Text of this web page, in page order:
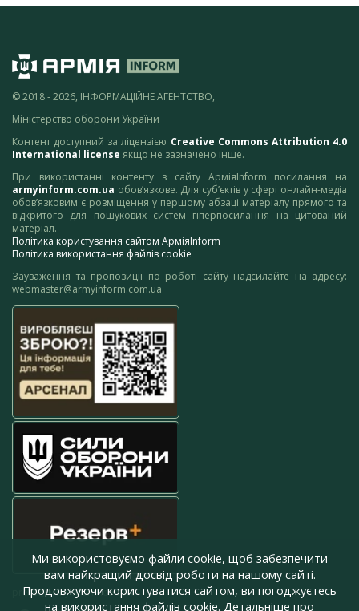
© 2018 - 2026, ІНФОРМАЦІЙНЕ АГЕНТСТВО,
Міністерство оборони України
Контент доступний за ліцензією Creative Commons Attribution 4.0
International license якщо не зазначено інше.
При використанні контенту з сайту АрміяInform посилання на
armyinform.com.ua обов’язкове. Для суб’єктів у сфері онлайн-медіа
обов’язковим є розміщення у першому абзаці матеріалу прямого та
відкритого для пошукових систем гіперпосилання на цитований
матеріал.
Політика користування сайтом АрміяInform
Політика використання файлів cookie
Зауваження та пропозиції по роботі сайту надсилайте на адресу:
webmaster@armyinform.com.ua
press@armyinform.com.ua
Ми використовуємо файли cookie, щоб забезпечити
вам найкращий досвід роботи на нашому сайті.
Продовжуючи користуватися сайтом, ви погоджуєтесь
на використання файлів cookie. Детальніше про